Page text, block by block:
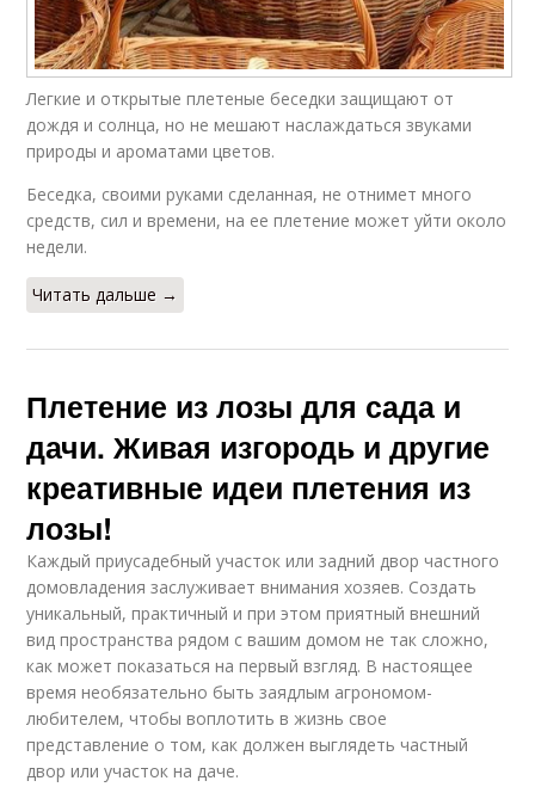
Легкие и открытые плетеные беседки защищают от
дождя и солнца, но не мешают наслаждаться звуками
природы и ароматами цветов.
Беседка, своими руками сделанная, не отнимет много
средств, сил и времени, на ее плетение может уйти около
недели.
Читать дальше →
Плетение из лозы для сада и
дачи. Живая изгородь и другие
креативные идеи плетения из
лозы!
Каждый приусадебный участок или задний двор частного
домовладения заслуживает внимания хозяев. Создать
уникальный, практичный и при этом приятный внешний
вид пространства рядом с вашим домом не так сложно,
как может показаться на первый взгляд. В настоящее
время необязательно быть заядлым агрономом-
любителем, чтобы воплотить в жизнь свое
представление о том, как должен выглядеть частный
двор или участок на даче.